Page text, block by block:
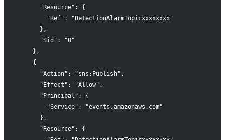
      "Resource": {
        "Ref": "DetectionAlarmTopicxxxxxxxx"
      },
      "Sid": "0"
    },
    {
      "Action": "sns:Publish",
      "Effect": "Allow",
      "Principal": {
        "Service": "events.amazonaws.com"
      },
      "Resource": {